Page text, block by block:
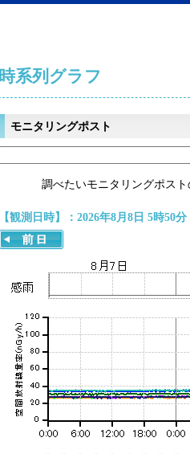
時系列グラフ
モニタリングポスト
調べたいモニタリングポス
【観測日時】：2026年8月8日 5時50分